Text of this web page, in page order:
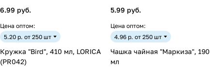
6.99 руб.
Цена оптом:
5.20 р. от 250 шт
Кружка "Bird", 410 мл, LORICA
(PR042)
5.99 руб.
Цена оптом:
4.96 р. от 250 шт
Чашка чайная "Маркиза", 190
мл